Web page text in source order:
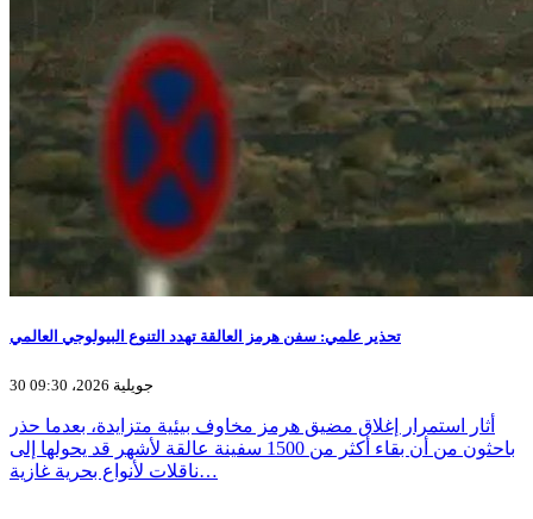
تحذير علمي: سفن هرمز العالقة تهدد التنوع البيولوجي العالمي
30 جويلية 2026، 09:30
أثار استمرار إغلاق مضيق هرمز مخاوف بيئية متزايدة، بعدما حذر
باحثون من أن بقاء أكثر من 1500 سفينة عالقة لأشهر قد يحولها إلى
ناقلات لأنواع بحرية غازية…